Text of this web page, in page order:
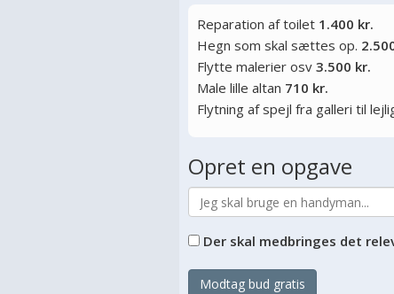
Reparation af toilet 1.400 kr.
Hegn som skal sættes op.
Flytte malerier osv 3.500 kr.
Male lille altan 710 kr.
Flytning af spejl fra galleri til
Opret en opgave
Der skal medbringes det
Modtag bud gratis